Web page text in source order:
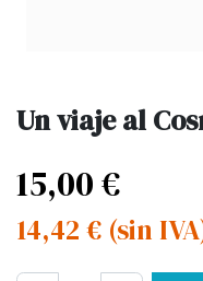
Un viaje al
15,00€
14,42 € (sin